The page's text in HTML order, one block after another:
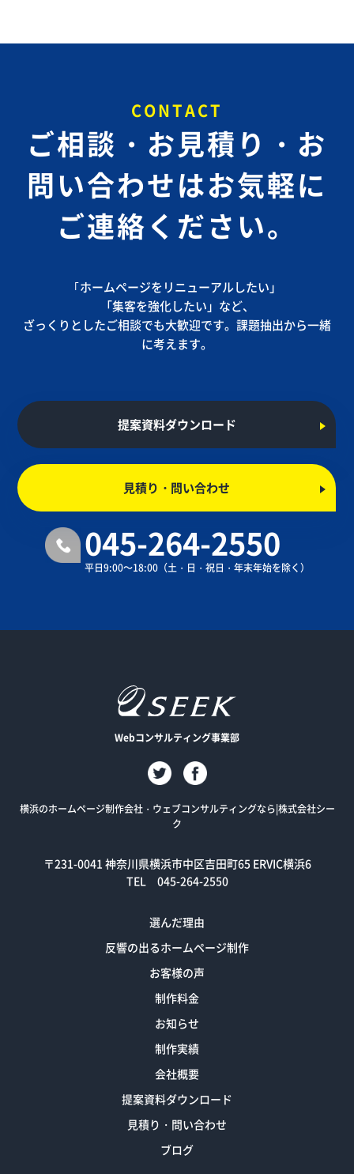
CONTACT
ご相談・お見積り・お
問い合わせはお気軽に
ご連絡ください。
｢ホームページをリニューアルしたい」
「集客を強化したい」など、
ざっくりとしたご相談でも大歓迎です。課題抽出から一緒
に考えます。
提案資料ダウンロード
見積り・問い合わせ
045-264-2550
平日9:00～18:00（土・日・祝日・年末年始を除く）
Webコンサルティング事業部
横浜のホームページ制作会社・ウェブコンサルティングなら|株式会社シー
ク
〒231-0041 神奈川県横浜市中区吉田町65 ERVIC横浜6
TEL 045-264-2550
選んだ理由
反響の出るホームページ制作
お客様の声
制作料金
お知らせ
制作実績
会社概要
提案資料ダウンロード
見積り・問い合わせ
ブログ